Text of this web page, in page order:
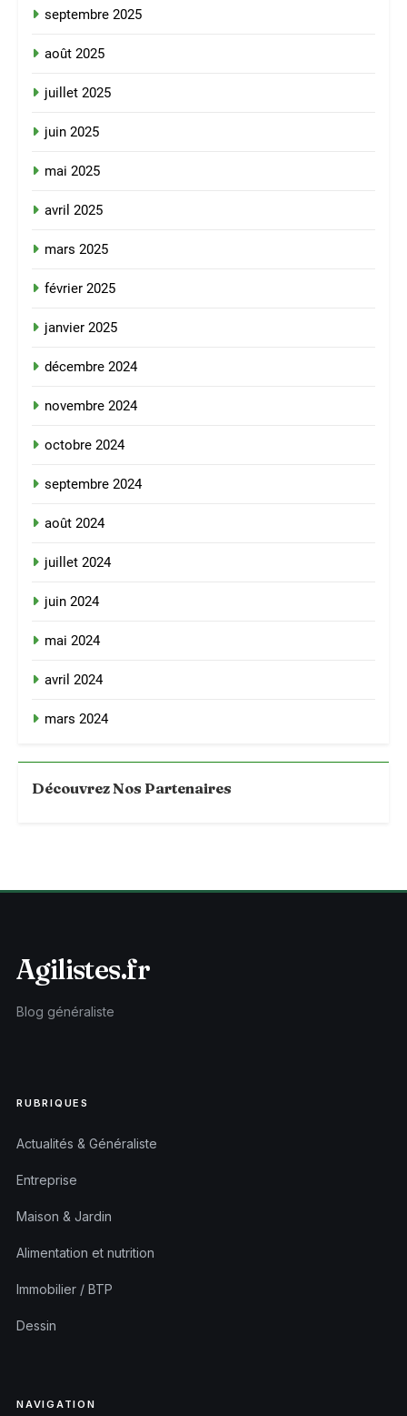
septembre 2025
août 2025
juillet 2025
juin 2025
mai 2025
avril 2025
mars 2025
février 2025
janvier 2025
décembre 2024
novembre 2024
octobre 2024
septembre 2024
août 2024
juillet 2024
juin 2024
mai 2024
avril 2024
mars 2024
Découvrez Nos Partenaires
Agilistes.fr
Blog généraliste
RUBRIQUES
Actualités & Généraliste
Entreprise
Maison & Jardin
Alimentation et nutrition
Immobilier / BTP
Dessin
NAVIGATION